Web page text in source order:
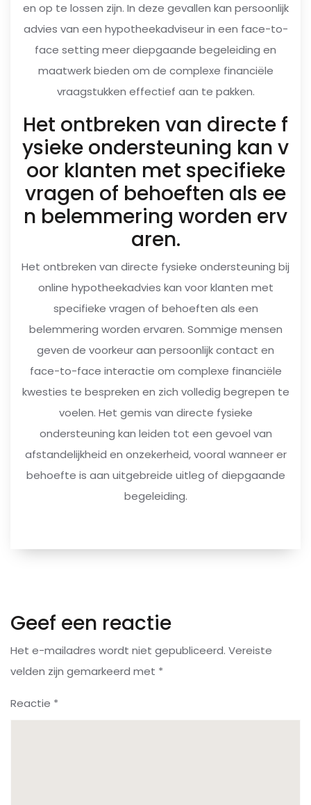
en op te lossen zijn. In deze gevallen kan persoonlijk
advies van een hypotheekadviseur in een face-to-
face setting meer diepgaande begeleiding en
maatwerk bieden om de complexe financiële
vraagstukken effectief aan te pakken.
Het ontbreken van directe f
ysieke ondersteuning kan v
oor klanten met specifieke
vragen of behoeften als ee
n belemmering worden erv
aren.
Het ontbreken van directe fysieke ondersteuning bij
online hypotheekadvies kan voor klanten met
specifieke vragen of behoeften als een
belemmering worden ervaren. Sommige mensen
geven de voorkeur aan persoonlijk contact en
face-to-face interactie om complexe financiële
kwesties te bespreken en zich volledig begrepen te
voelen. Het gemis van directe fysieke
ondersteuning kan leiden tot een gevoel van
afstandelijkheid en onzekerheid, vooral wanneer er
behoefte is aan uitgebreide uitleg of diepgaande
begeleiding.
Geef een reactie
Het e-mailadres wordt niet gepubliceerd. Vereiste
velden zijn gemarkeerd met *
Reactie *